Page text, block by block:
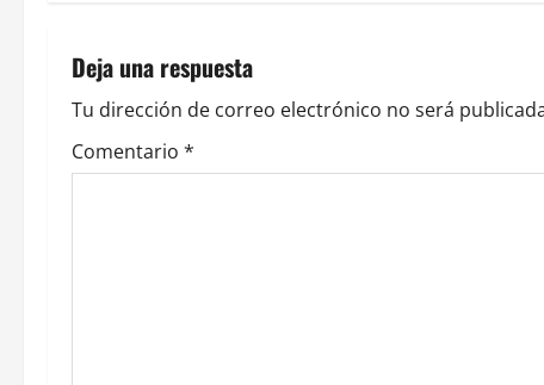
g
a
c
Deja una respuesta
Tu dirección de correo electrónico no será
Comentario *